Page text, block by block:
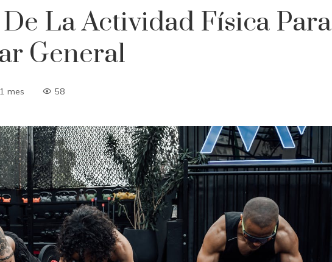
La Actividad Física Para
General
mes 58